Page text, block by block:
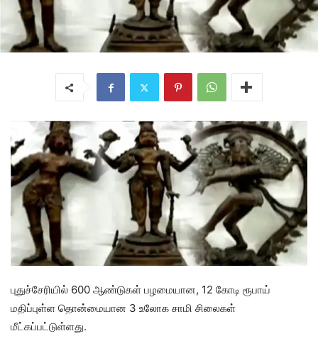
புதுச்சேரியில் 600 ஆண்டுகள் பழமையான, 12 கோடி ரூபாய்
மதிப்புள்ள தொன்மையான 3 உலோக சாமி சிலைகள்
மீட்கப்பட்டுள்ளது.